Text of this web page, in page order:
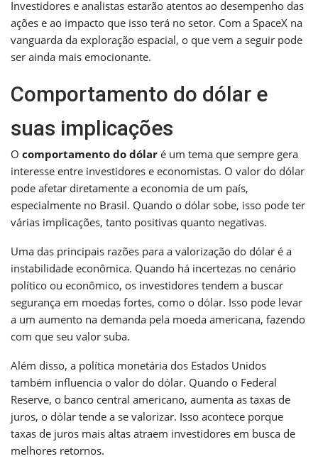
Investidores e analistas estarão atentos ao desempenho das
ações e ao impacto que isso terá no setor. Com a SpaceX na
vanguarda da exploração espacial, o que vem a seguir pode
ser ainda mais emocionante.
Comportamento do dólar e
suas implicações
O comportamento do dólar é um tema que sempre gera
interesse entre investidores e economistas. O valor do dólar
pode afetar diretamente a economia de um país,
especialmente no Brasil. Quando o dólar sobe, isso pode ter
várias implicações, tanto positivas quanto negativas.
Uma das principais razões para a valorização do dólar é a
instabilidade econômica. Quando há incertezas no cenário
político ou econômico, os investidores tendem a buscar
segurança em moedas fortes, como o dólar. Isso pode levar
a um aumento na demanda pela moeda americana, fazendo
com que seu valor suba.
Além disso, a política monetária dos Estados Unidos
também influencia o valor do dólar. Quando o Federal
Reserve, o banco central americano, aumenta as taxas de
juros, o dólar tende a se valorizar. Isso acontece porque
taxas de juros mais altas atraem investidores em busca de
melhores retornos.